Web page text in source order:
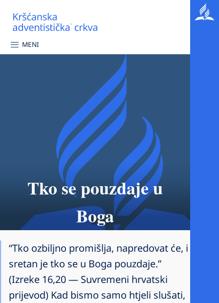
MENI
Tko se pouzdaje u
Boga
“Tko ozbiljno promišlja, napredovat će, i
sretan je tko se u Boga pouzdaje.”
(Izreke 16,20 — Suvremeni hrvatski
prijevod) Kad bismo samo htjeli slušati,